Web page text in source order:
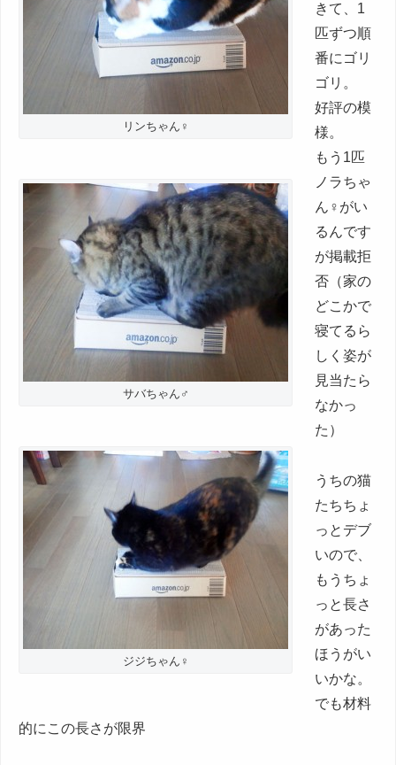
リンちゃん♀
サバちゃん♂
ジジちゃん♀
きて、1
匹ずつ順
番にゴリ
ゴリ。
好評の模
様。
もう1匹
ノラちゃ
ん♀がい
るんです
が掲載拒
否（家の
どこかで
寝てるら
しく姿が
見当たら
なかっ
た）
うちの猫
たちちょ
っとデブ
いので、
もうちょ
っと長さ
があった
ほうがい
いかな。
でも材料
的にこの長さが限界